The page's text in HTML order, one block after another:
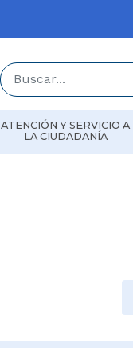
Buscar...
ATENCIÓN Y SERVICIO A
LA CIUDADANÍA